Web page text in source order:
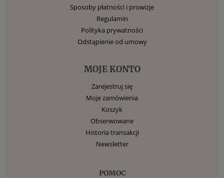
Sposoby płatności i prowizje
Regulamin
Polityka prywatności
Odstąpienie od umowy
MOJE KONTO
Zarejestruj się
Moje zamówienia
Koszyk
Obserwowane
Historia transakcji
Newsletter
POMOC